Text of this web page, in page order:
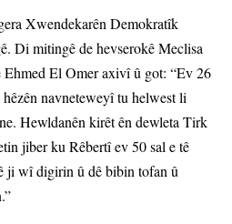
Xwendekarên Demokratîk
Di mitingê de hevserokê Meclisa
Ehmed El Omer axivî û got: “Ev 26
navneteweyî tu helwest li
Hewldanên kirêt ên dewleta Tirk
jiber ku Rêbertî ev 50 sal e tê
ji wî digirin û dê bibin tofan û